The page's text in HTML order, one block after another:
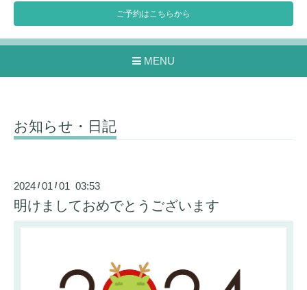
ご予約はこちらから
MENU
お知らせ・日記
2024 /01 /01 03:53
明けましておめでとうございます